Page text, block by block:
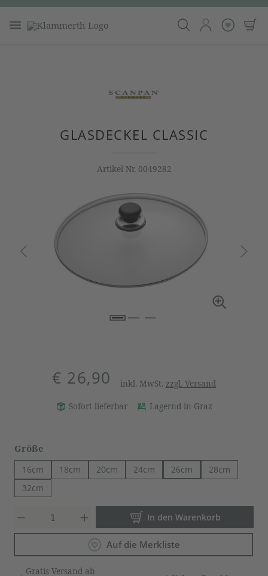
GLASDECKEL CLASSIC
Artikel Nr. 0049282
€ 26,90 inkl. MwSt. zzgl. Versand
Sofort lieferbar Lagernd in Graz
Größe
16cm 18cm 20cm 24cm 26cm
28cm
32cm
Produkt Anzahl: Gib den
In den Warenkorb
Auf die Merkliste
Gratis Versand ab